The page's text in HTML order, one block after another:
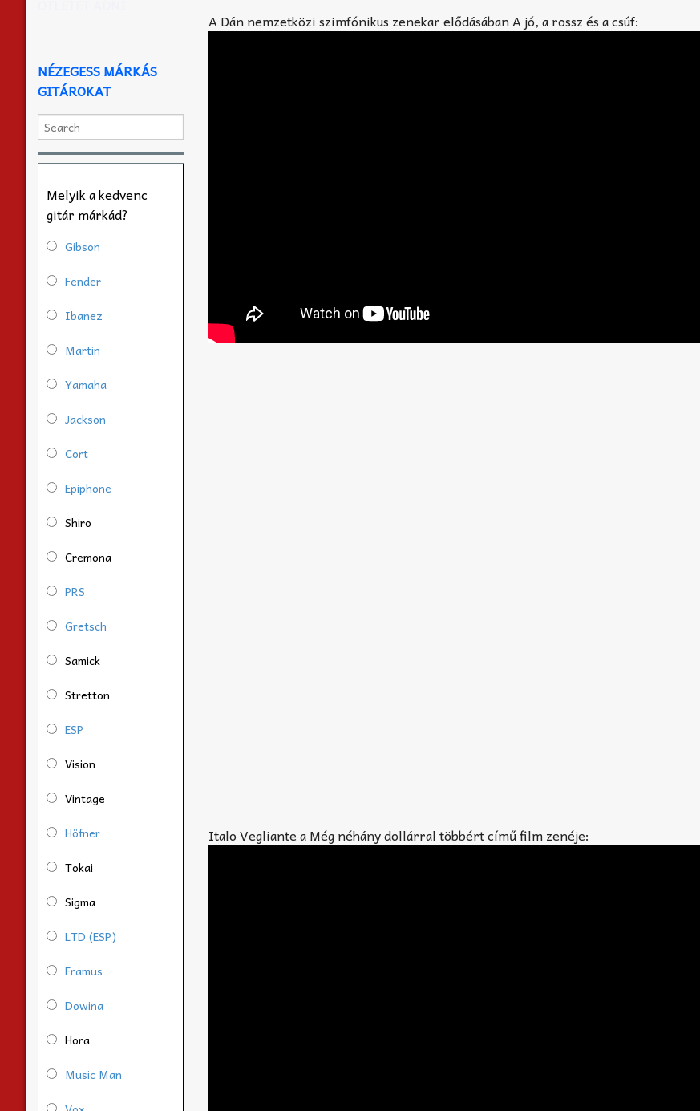
A Dán nemzetközi szimfónikus zenekar elődásában A jó, a rossz és a csúf:
Italo Vegliante a Még néhány dollárral többért című film zenéje:
NÉZEGESS MÁRKÁS
GITÁROKAT
Melyik a kedvenc
gitár márkád?
Gibson
Fender
Ibanez
Martin
Yamaha
Jackson
Cort
Epiphone
Shiro
Cremona
PRS
Gretsch
Samick
Stretton
ESP
Vision
Vintage
Höfner
Tokai
Sigma
LTD (ESP)
Framus
Dowina
Hora
Music Man